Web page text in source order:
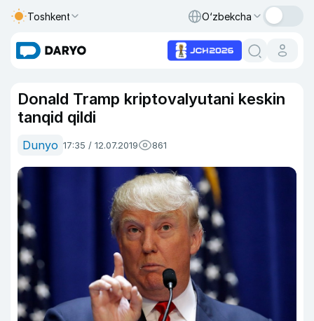
Toshkent O‘zbekcha
Donald Tramp kriptovalyutani keskin
tanqid qildi
Dunyo 17:35 / 12.07.2019 861